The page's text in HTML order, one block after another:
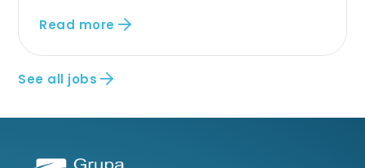
Read more
See all jobs